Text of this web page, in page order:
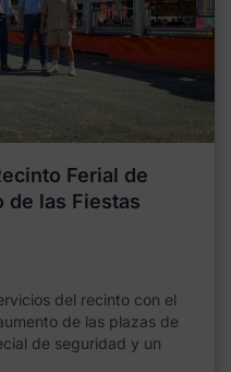
Ferial de
de las Fiestas
del recinto con el
de las plazas de
de seguridad y un